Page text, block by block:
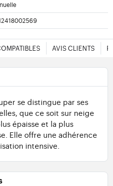
AVIS CLIENTS
se distingue par ses
que ce soit sur neige
épaisse et la plus
Elle offre une adhérence
intensive.